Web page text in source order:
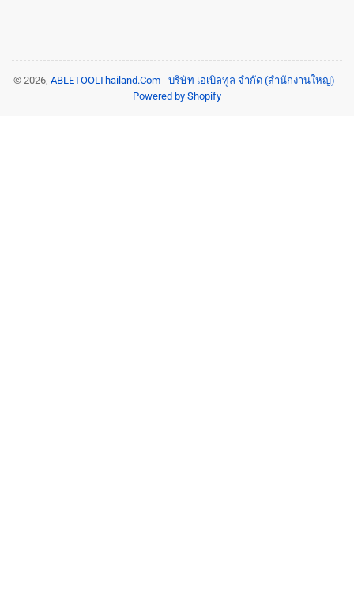
© 2026, ABLETOOLThailand.Com - บริษัท เอเบิลทูล จำกัด (สำนักงานใหญ่) -
Powered by Shopify